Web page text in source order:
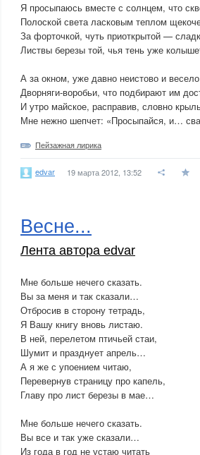
Я просыпаюсь вместе с солнцем, что
Полоской света ласковым теплом
За форточкой, чуть приоткрытой —
Листвы березы той, чья тень уже
А за окном, уже давно неистово и
Дворняги-воробьи, что подбирают им
И утро майское, расправив, словно
Мне нежно шепчет: «Просыпайся, и…
Пейзажная лирика
edvar 19 марта 2012, 13:52
Весне...
Лента автора edvar
Мне больше нечего сказать.
Вы за меня и так сказали…
Отбросив в сторону тетрадь,
Я Вашу книгу вновь листаю.
В ней, перелетом птичьей стаи,
Шумит и празднует апрель…
А я же с упоением читаю,
Перевернув страницу про капель,
Главу про лист березы в мае…
Мне больше нечего сказать.
Вы все и так уже сказали…
Из года в год не устаю читать